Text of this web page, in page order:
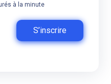
à la minute
S’inscrire